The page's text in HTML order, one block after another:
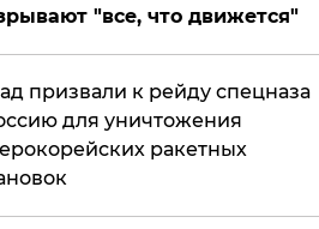
"все, что движется"
призвали к рейду спецназа
для уничтожения
ракетных